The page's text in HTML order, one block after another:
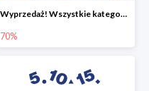
Wyprzedaż! Wszystkie kategorie do -70%
70%